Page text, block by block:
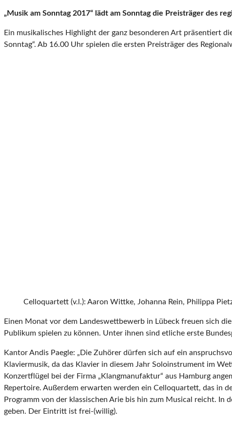
„Musik am Sonntag 2017“ lädt am Sonntag die Preisträger des
Ein musikalisches Highlight der ganz besonderen Art präsentiert
Sonntag“. Ab 16.00 Uhr spielen die ersten Preisträger des
Celloquartett (v.l.): Aaron Wittke, Johanna Rein, Philippa
Einen Monat vor dem Landeswettbewerb in Lübeck freuen sich
Publikum spielen zu können. Unter ihnen sind etliche erste
Kantor Andis Paegle: „Die Zuhörer dürfen sich auf ein
Klaviermusik, da das Klavier in diesem Jahr Soloinstrument im
Konzertflügel bei der Firma „Klangmanufaktur“ aus Hamburg
Repertoire. Außerdem erwarten werden ein Celloquartett, das in
Programm von der klassischen Arie bis hin zum Musical reicht.
geben. Der Eintritt ist frei-(willig).